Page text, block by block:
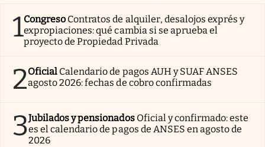
1Congreso Contratos de alquiler, desalojos exprés y
expropiaciones: qué cambia si se aprueba el
proyecto de Propiedad Privada
2Oficial Calendario de pagos AUH y SUAF ANSES
agosto 2026: fechas de cobro confirmadas
3Jubilados y pensionados Oficial y confirmado: este
es el calendario de pagos de ANSES en agosto de
2026